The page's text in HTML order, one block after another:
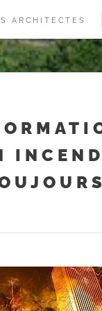
ARCHITECTES